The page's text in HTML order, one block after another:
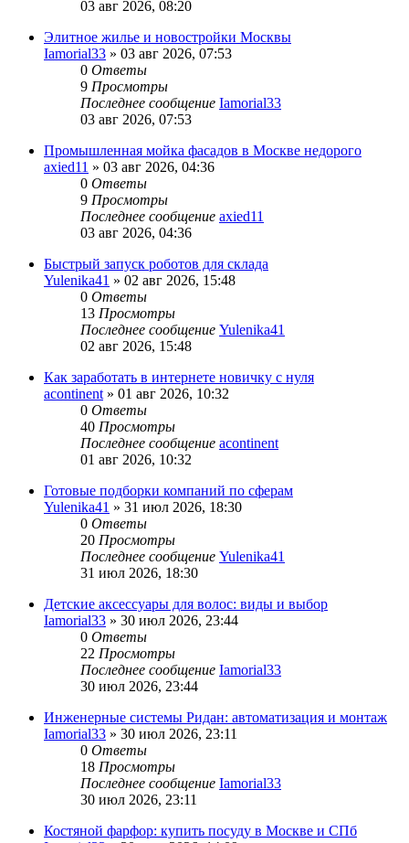
03 авг 2026, 08:20
Элитное жилье и новостройки Москвы
Iamorial33 » 03 авг 2026, 07:53
0 Ответы
9 Просмотры
Последнее сообщение Iamorial33
03 авг 2026, 07:53
Промышленная мойка фасадов в Москве недорого
axied11 » 03 авг 2026, 04:36
0 Ответы
9 Просмотры
Последнее сообщение axied11
03 авг 2026, 04:36
Быстрый запуск роботов для склада
Yulenika41 » 02 авг 2026, 15:48
0 Ответы
13 Просмотры
Последнее сообщение Yulenika41
02 авг 2026, 15:48
Как заработать в интернете новичку с нуля
acontinent » 01 авг 2026, 10:32
0 Ответы
40 Просмотры
Последнее сообщение acontinent
01 авг 2026, 10:32
Готовые подборки компаний по сферам
Yulenika41 » 31 июл 2026, 18:30
0 Ответы
20 Просмотры
Последнее сообщение Yulenika41
31 июл 2026, 18:30
Детские аксессуары для волос: виды и выбор
Iamorial33 » 30 июл 2026, 23:44
0 Ответы
22 Просмотры
Последнее сообщение Iamorial33
30 июл 2026, 23:44
Инженерные системы Ридан: автоматизация и монтаж
Iamorial33 » 30 июл 2026, 23:11
0 Ответы
18 Просмотры
Последнее сообщение Iamorial33
30 июл 2026, 23:11
Костяной фарфор: купить посуду в Москве и СПб